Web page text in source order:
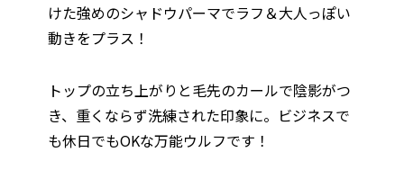
けた強めのシャドウパーマでラフ＆大人っぽい
動きをプラス！
トップの立ち上がりと毛先のカールで陰影がつ
き、重くならず洗練された印象に。ビジネスで
も休日でもOKな万能ウルフです！